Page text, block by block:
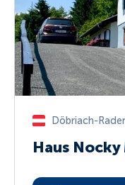
Döbriach-
Haus